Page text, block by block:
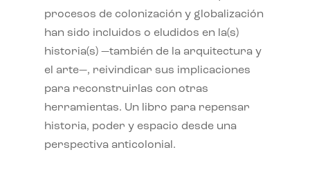
procesos de colonización y globalización
han sido incluidos o eludidos en la(s)
historia(s) —también de la arquitectura y
el arte—, reivindicar sus implicaciones
para reconstruirlas con otras
herramientas. Un libro para repensar
historia, poder y espacio desde una
perspectiva anticolonial.